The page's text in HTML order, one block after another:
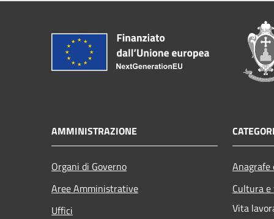
AMMINISTRAZIONE
Organi di Governo
Aree Amministrative
Uffici
Cultura
Vita